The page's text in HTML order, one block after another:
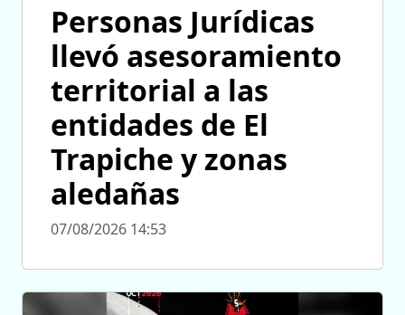
Personas Jurídicas
llevó asesoramiento
territorial a las
entidades de El
Trapiche y zonas
aledañas
07/08/2026 14:53